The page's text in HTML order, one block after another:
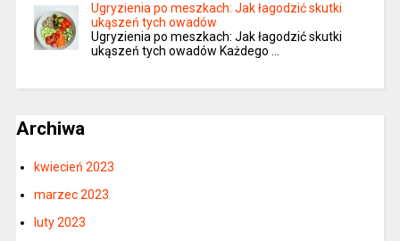
Ugryzienia po meszkach: Jak łagodzić skutki
ukąszeń tych owadów
Ugryzienia po meszkach: Jak łagodzić skutki
ukąszeń tych owadów Każdego …
Archiwa
kwiecień 2023
marzec 2023
luty 2023